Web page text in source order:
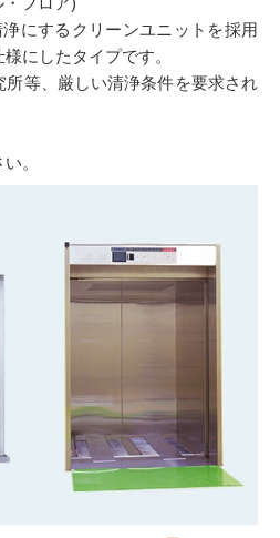
にするクリーンユニットを採用
にしたタイプです。
等、厳しい清浄条件を要求され
。